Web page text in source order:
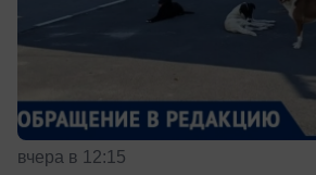
вчера в 12:15